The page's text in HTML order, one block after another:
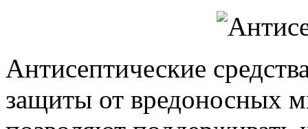
Антисептические
защиты от вредоносных